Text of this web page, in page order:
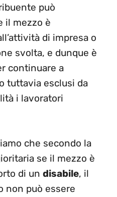
può
il mezzo è
di impresa o
svolta, e dunque è
continuare a
tuttavia esclusi da
i lavoratori
che secondo la
se il mezzo è
di un disabile, il
non può essere